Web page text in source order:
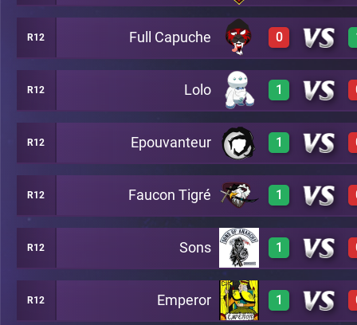
2 C46
R12 Full Capuche 0
0 C46
R12 Lolo 1
3 C46
R12 Epouvanteur 1
2 C46
R12 Faucon Tigré 1
3 C46
R12 Sons 1
2 C46
R12 Emperor 1